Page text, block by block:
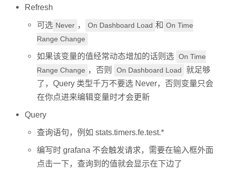
Refresh
可选 Never On Dashboard Load 和 On Time
Range Change
如果该变量的值经常动态增加的话则选 On Time
Range Change ，否则 On Dashboard Load
就足够
了，Query 类型千万不要选 Never，否则变量只会
在你点进来编辑变量时才会更新
Query
查询语句，例如 stats.timers.fe.test.*
编写时 grafana 不会触发请求，需要在输入框外面
点击一下，查询到的值就会显示在下边了